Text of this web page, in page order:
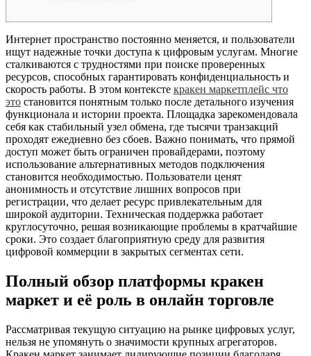
Интернет пространство постоянно меняется, и пользователи
ищут надежные точки доступа к цифровым услугам. Многие
сталкиваются с трудностями при поиске проверенных
ресурсов, способных гарантировать конфиденциальность и
скорость работы. В этом контексте кракен маркетплейс что
это становится понятным только после детального изучения
функционала и истории проекта. Площадка зарекомендовала
себя как стабильный узел обмена, где тысячи транзакций
проходят ежедневно без сбоев. Важно понимать, что прямой
доступ может быть ограничен провайдерами, поэтому
использование альтернативных методов подключения
становится необходимостью. Пользователи ценят
анонимность и отсутствие лишних вопросов при
регистрации, что делает ресурс привлекательным для
широкой аудитории. Техническая поддержка работает
круглосуточно, решая возникающие проблемы в кратчайшие
сроки. Это создает благоприятную среду для развития
цифровой коммерции в закрытых сегментах сети.
Полный обзор платформы кракен
маркет и её роль в онлайн торговле
Рассматривая текущую ситуацию на рынке цифровых услуг,
нельзя не упомянуть о значимости крупных агрегаторов.